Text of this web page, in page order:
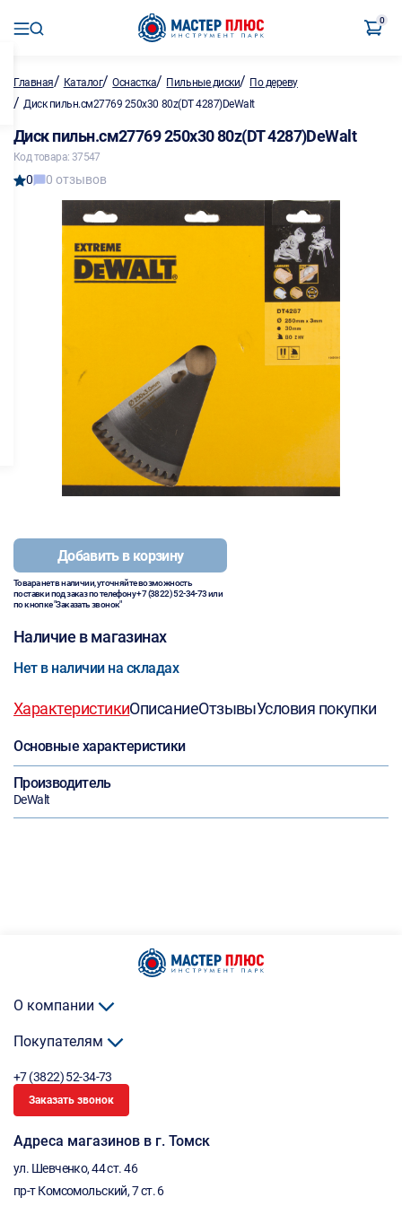
0
Главная/ Каталог/Оснастка/ Пильные диски/ По дереву
/ Диск пильн.см27769 250х30 80z(DT 4287)DeWalt
Диск пильн.см27769 250х30 80z(DT 4287)DeWalt
Код товара: 37547
0 0 отзывов
Добавить в корзину
Товара нет в наличии, уточняйте возможность
поставки под заказ по телефону+7 (3822) 52-34-73или
по кнопке "Заказать звонок"
Наличие в магазинах
Нет в наличии на складах
ХарактеристикиОписаниеОтзывыУсловия покупки
Основные характеристики
Производитель
DeWalt
О компании
Покупателям
+7 (3822) 52-34-73
Заказать звонок
Адреса магазинов в г. Томск
ул. Шевченко, 44 ст. 46
пр-т Комсомольский, 7 ст. 6